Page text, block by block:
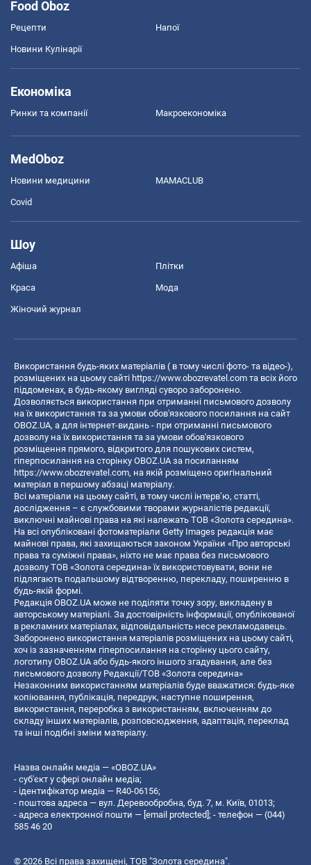
Food Oboz
Рецепти Напої
Новини Кулінарії
Економіка
Ринки та компанії Макроекономіка
MedOboz
Новини медицини MAMACLUB
Covid
Шоу
Афіша Плітки
Краса Мода
Жіночий журнал
Використання будь-яких матеріалів ( в тому числі фото- та відео-),
розміщених на цьому сайті https://www.obozrevatel.com та всіх його
піддоменах, в будь-якому вигляді суворо заборонено.
Дозволяється використання при отриманні письмового дозволу
на їх використання та за умови обов'язкового посилання на сайт
OBOZ.UA, а для інтернет-видань - при отриманні письмового
дозволу на їх використання та за умови обов'язкового
розміщення прямого, відкритого для пошукових систем,
гіперпосилання на сторінку OBOZ.UA за посиланням
https://www.obozrevatel.com, на якій розміщено оригінальний
матеріал в першому абзаці матеріалу.
Всі матеріали на цьому сайті, в тому числі інтерв’ю, статті,
дослідження – є службовими творами журналістів редакції,
виключні майнові права на які належать ТОВ «Золота середина».
На всі опубліковані фотоматеріали Getty Images редакція має
майнові права, які захищаються законом України «Про авторські
права та суміжні права», ніхто не має права без письмового
дозволу ТОВ «Золота середина» їх використовувати, вони не
підлягають подальшому відтворенню, перекладу, поширенню в
будь-якій формі.
Редакція OBOZ.UA може не поділяти точку зору, викладену в
авторському матеріалі. За достовірність інформації, опублікованої
в рекламних матеріалах, відповідальність несе рекламодавець.
Заборонено використання матеріалів розміщених на цьому сайті,
хоч із зазначенням гіперпосилання на сторінку цього сайту,
логотипу OBOZ.UA або будь-якого іншого згадування, але без
письмового дозволу Редакції/ТОВ «Золота середина»
Незаконним використанням матеріалів буде вважатися: будь-яке
копiювання, публiкацiя, передрук, наступне поширення,
використання, переробка з використанням, включенням до
складу інших матеріалів, розповсюдження, адаптація, переклад
та інші подібні зміни матеріалу.
Назва онлайн медіа — «OBOZ.UA»
- суб'єкт у сфері онлайн медіа;
- ідентифікатор медіа — R40-06156;
- поштова адреса — вул. Деревообробна, буд. 7, м. Київ, 01013;
- адреса електронної пошти — [email protected] ; - телефон — (044)
585 46 20
© 2026 Всі права захищені, ТОВ "Золота середина".